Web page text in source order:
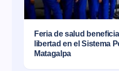
Feria de salud
libertad en el Sistema
Matagalpa